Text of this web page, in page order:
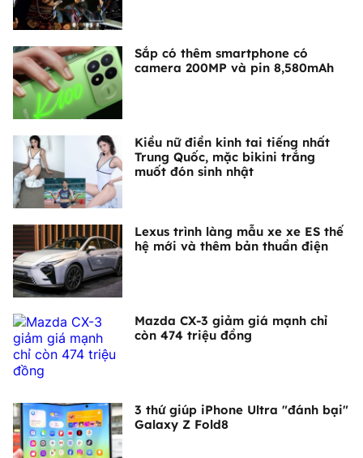
Sắp có thêm smartphone có
camera 200MP và pin 8,580mAh
Kiều nữ điền kinh tai tiếng nhất
Trung Quốc, mặc bikini trắng
muốt đón sinh nhật
Lexus trình làng mẫu xe xe ES thế
hệ mới và thêm bản thuần điện
Mazda CX-3 giảm giá mạnh chỉ
còn 474 triệu đồng
3 thứ giúp iPhone Ultra "đánh bại"
Galaxy Z Fold8